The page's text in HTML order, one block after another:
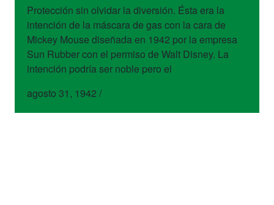
Protección sin olvidar la diversión. Ésta era la
intención de la máscara de gas con la cara de
Mickey Mouse diseñada en 1942 por la empresa
Sun Rubber con el permiso de Walt Disney. La
intención podría ser noble pero el
agosto 31, 1942 /